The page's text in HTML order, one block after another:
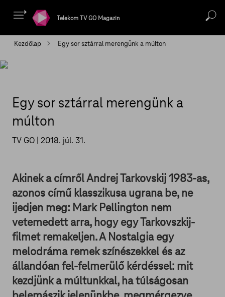
Telekom TV GO Magazin
Kezdőlap Egy sor sztárral merengünk a múlton
Egy sor sztárral merengünk a
múlton
TV GO | 2018. júl. 31.
Akinek a címről Andrej Tarkovskij 1983-as,
azonos című klasszikusa ugrana be, ne
ijedjen meg: Mark Pellington nem
vetemedett arra, hogy egy Tarkovszkij-
filmet remakeljen. A Nostalgia egy
melodráma remek színészekkel és az
állandóan fel-felmerülő kérdéssel: mit
kezdjünk a múltunkkal, ha túlságosan